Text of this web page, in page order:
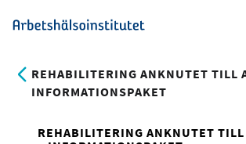
Hoppa
till
Arbetshälsoinstitutet
REHABILITERING ANKNUTET TILL
INFORMATIONSPAKET
REHABILITERING ANKNUTET TILL